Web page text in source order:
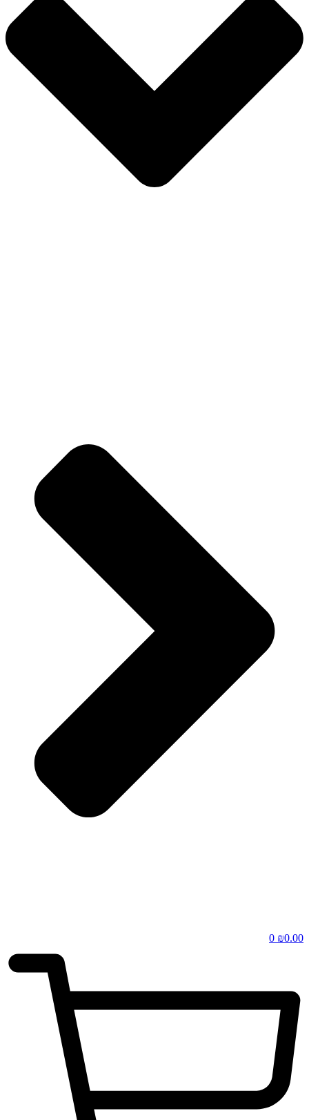
₪0.00
0